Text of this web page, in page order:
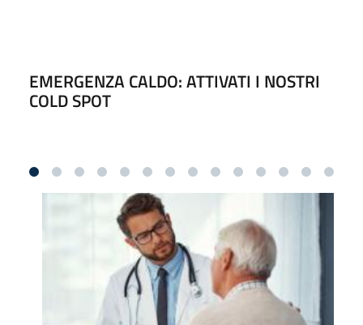
EMERGENZA CALDO: ATTIVATI I NOSTRI
COLD SPOT